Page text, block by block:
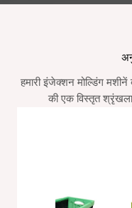
हमारी इंजेक्शन मोल्डिंग
की एक विस्तृत